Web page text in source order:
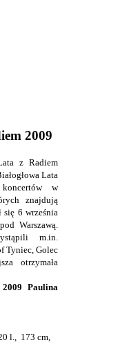
2009
z Radiem
Lata
w
znajdują
się 6 września
Warszawą.
m.in.
Tyniec, Golec
otrzymała
Paulina
l., 173 cm,